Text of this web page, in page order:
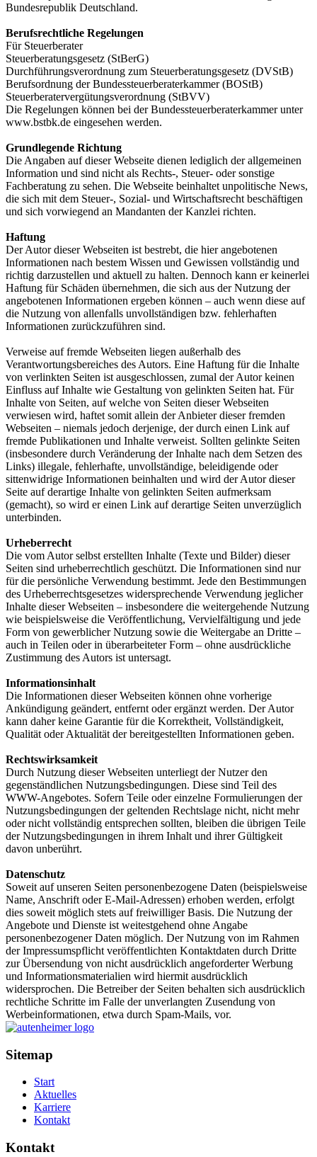
Bundesrepublik Deutschland.
Berufsrechtliche Regelungen
Für Steuerberater
Steuerberatungsgesetz (StBerG)
Durchführungsverordnung zum Steuerberatungsgesetz (DVStB)
Berufsordnung der Bundessteuerberaterkammer (BOStB)
Steuerberatervergütungsverordnung (StBVV)
Die Regelungen können bei der Bundessteuerberaterkammer unter
www.bstbk.de eingesehen werden.
Grundlegende Richtung
Die Angaben auf dieser Webseite dienen lediglich der allgemeinen
Information und sind nicht als Rechts-, Steuer- oder sonstige
Fachberatung zu sehen. Die Webseite beinhaltet unpolitische News,
die sich mit dem Steuer-, Sozial- und Wirtschaftsrecht beschäftigen
und sich vorwiegend an Mandanten der Kanzlei richten.
Haftung
Der Autor dieser Webseiten ist bestrebt, die hier angebotenen
Informationen nach bestem Wissen und Gewissen vollständig und
richtig darzustellen und aktuell zu halten. Dennoch kann er keinerlei
Haftung für Schäden übernehmen, die sich aus der Nutzung der
angebotenen Informationen ergeben können – auch wenn diese auf
die Nutzung von allenfalls unvollständigen bzw. fehlerhaften
Informationen zurückzuführen sind.
Verweise auf fremde Webseiten liegen außerhalb des
Verantwortungsbereiches des Autors. Eine Haftung für die Inhalte
von verlinkten Seiten ist ausgeschlossen, zumal der Autor keinen
Einfluss auf Inhalte wie Gestaltung von gelinkten Seiten hat. Für
Inhalte von Seiten, auf welche von Seiten dieser Webseiten
verwiesen wird, haftet somit allein der Anbieter dieser fremden
Webseiten – niemals jedoch derjenige, der durch einen Link auf
fremde Publikationen und Inhalte verweist. Sollten gelinkte Seiten
(insbesondere durch Veränderung der Inhalte nach dem Setzen des
Links) illegale, fehlerhafte, unvollständige, beleidigende oder
sittenwidrige Informationen beinhalten und wird der Autor dieser
Seite auf derartige Inhalte von gelinkten Seiten aufmerksam
(gemacht), so wird er einen Link auf derartige Seiten unverzüglich
unterbinden.
Urheberrecht
Die vom Autor selbst erstellten Inhalte (Texte und Bilder) dieser
Seiten sind urheberrechtlich geschützt. Die Informationen sind nur
für die persönliche Verwendung bestimmt. Jede den Bestimmungen
des Urheberrechtsgesetzes widersprechende Verwendung jeglicher
Inhalte dieser Webseiten – insbesondere die weitergehende Nutzung
wie beispielsweise die Veröffentlichung, Vervielfältigung und jede
Form von gewerblicher Nutzung sowie die Weitergabe an Dritte –
auch in Teilen oder in überarbeiteter Form – ohne ausdrückliche
Zustimmung des Autors ist untersagt.
Informationsinhalt
Die Informationen dieser Webseiten können ohne vorherige
Ankündigung geändert, entfernt oder ergänzt werden. Der Autor
kann daher keine Garantie für die Korrektheit, Vollständigkeit,
Qualität oder Aktualität der bereitgestellten Informationen geben.
Rechtswirksamkeit
Durch Nutzung dieser Webseiten unterliegt der Nutzer den
gegenständlichen Nutzungsbedingungen. Diese sind Teil des
WWW-Angebotes. Sofern Teile oder einzelne Formulierungen der
Nutzungsbedingungen der geltenden Rechtslage nicht, nicht mehr
oder nicht vollständig entsprechen sollten, bleiben die übrigen Teile
der Nutzungsbedingungen in ihrem Inhalt und ihrer Gültigkeit
davon unberührt.
Datenschutz
Soweit auf unseren Seiten personenbezogene Daten (beispielsweise
Name, Anschrift oder E-Mail-Adressen) erhoben werden, erfolgt
dies soweit möglich stets auf freiwilliger Basis. Die Nutzung der
Angebote und Dienste ist weitestgehend ohne Angabe
personenbezogener Daten möglich. Der Nutzung von im Rahmen
der Impressumspflicht veröffentlichten Kontaktdaten durch Dritte
zur Übersendung von nicht ausdrücklich angeforderter Werbung
und Informationsmaterialien wird hiermit ausdrücklich
widersprochen. Die Betreiber der Seiten behalten sich ausdrücklich
rechtliche Schritte im Falle der unverlangten Zusendung von
Werbeinformationen, etwa durch Spam-Mails, vor.
Sitemap
Start
Aktuelles
Karriere
Kontakt
Kontakt